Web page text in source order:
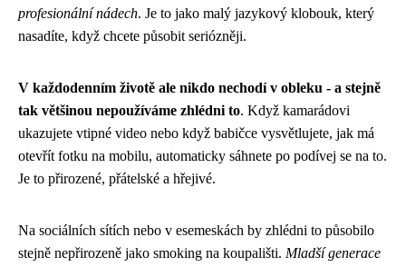
profesionální nádech. Je to jako malý jazykový klobouk, který
nasadíte, když chcete působit seriózněji.
V každodenním životě ale nikdo nechodí v obleku - a stejně
tak většinou nepoužíváme zhlédni to. Když kamarádovi
ukazujete vtipné video nebo když babičce vysvětlujete, jak má
otevřít fotku na mobilu, automaticky sáhnete po podívej se na to.
Je to přirozené, přátelské a hřejivé.
Na sociálních sítích nebo v esemeskách by zhlédni to působilo
stejně nepřirozeně jako smoking na koupališti. Mladší generace